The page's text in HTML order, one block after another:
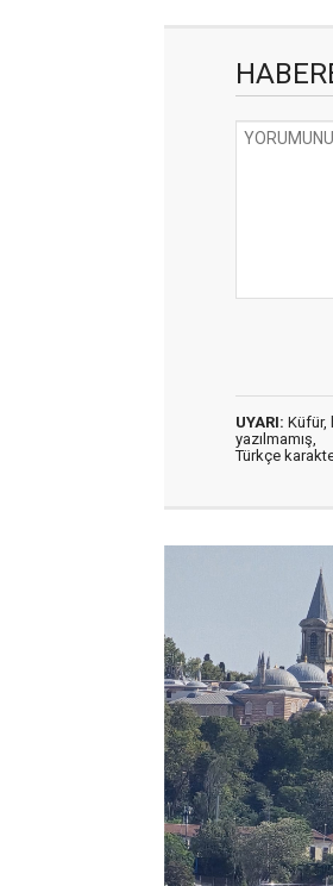
UYARI: Küfür,
yazılmamış,
Türkçe